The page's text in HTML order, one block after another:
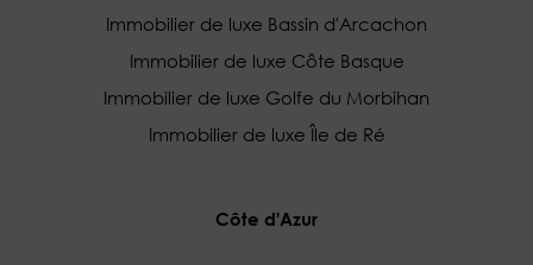
Immobilier de luxe Bassin d'Arcachon
Immobilier de luxe Côte Basque
Immobilier de luxe Golfe du Morbihan
Immobilier de luxe Île de Ré
Côte d'Azur